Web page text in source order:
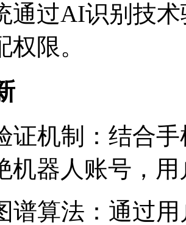
通过AI识别技
权限。
证机制：结合
机器人账号，
谱算法：通过